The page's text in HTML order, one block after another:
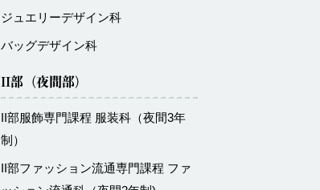
ジュエリーデザイン科
バッグデザイン科
II部（夜間部）
II部服飾専門課程 服装科（夜間3年
制）
II部ファッション流通専門課程 ファ